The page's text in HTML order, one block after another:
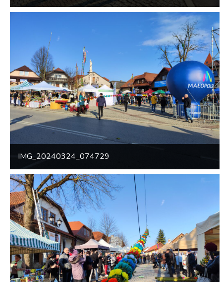
IMG_20240324_074729